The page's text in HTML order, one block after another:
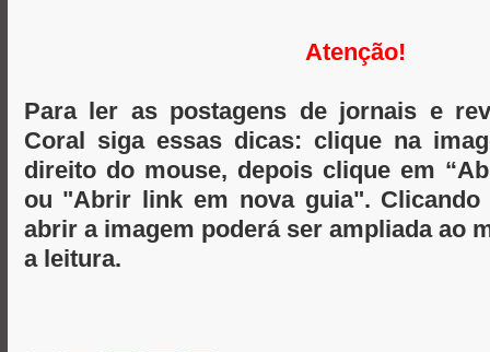
Atenção!
Para ler as postagens de jornais e
Coral siga essas dicas: clique na
direito do mouse, depois clique em
ou "Abrir link em nova guia". Clicando
abrir a imagem poderá ser ampliada ao
a leitura.